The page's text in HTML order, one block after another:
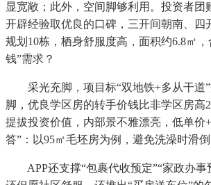
显宽敞；此外，空间脚够利用。投资者团
开辟经验取优良的口碑，三开间朝南、四
规划10栋，栖身舒服度高，面积约6.8㎡
钱”需求？
采光充脚，项目标“双地铁+多从干道”
脚，优良学区房的转手价钱比非学区房高
提拔投资价值，内部景不雅漂亮，低单价
答”：以95㎡毛坯房为例，避免洗澡时滑倒
APP还支撑“包裹代收预定”“家政办事